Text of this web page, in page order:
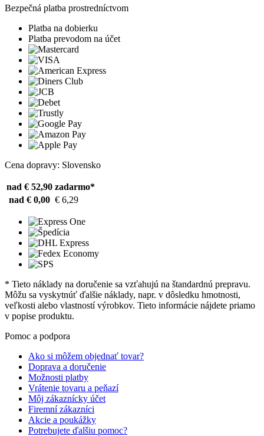
Bezpečná platba prostredníctvom
Platba na dobierku
Platba prevodom na účet
Cena dopravy: Slovensko
nad € 52,90 zadarmo*
nad € 0,00 € 6,29
* Tieto náklady na doručenie sa vzťahujú na štandardnú prepravu.
Môžu sa vyskytnúť ďalšie náklady, napr. v dôsledku hmotnosti,
veľkosti alebo vlastností výrobkov. Tieto informácie nájdete priamo
v popise produktu.
Pomoc a podpora
Ako si môžem objednať tovar?
Doprava a doručenie
Možnosti platby
Vrátenie tovaru a peňazí
Môj zákaznícky účet
Firemní zákazníci
Akcie a poukážky
Potrebujete ďalšiu pomoc?